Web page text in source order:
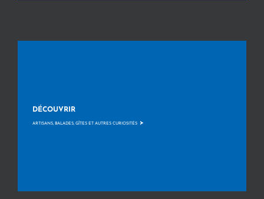
DÉCOUVRIR
ARTISANS, BALADES, GÎTES ET AUTRES CURIOSITÉS >